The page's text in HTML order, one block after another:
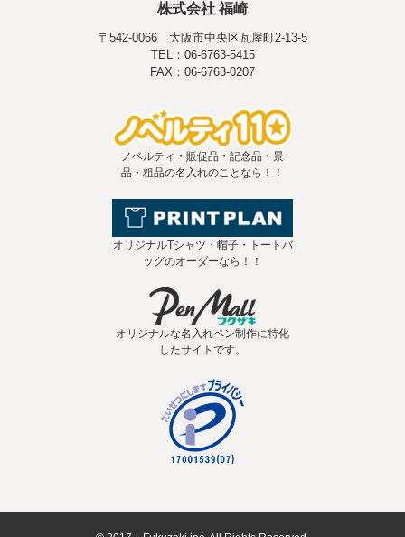
株式会社 福崎
〒542-0066 大阪市中央区瓦屋町2-13-5
TEL：06-6763-5415
FAX：06-6763-0207
ノベルティ・販促品・記念品・景
品・粗品の名入れのことなら！！
オリジナルTシャツ・帽子・トートバ
ッグのオーダーなら！！
オリジナルな名入れペン制作に特化
したサイトです。